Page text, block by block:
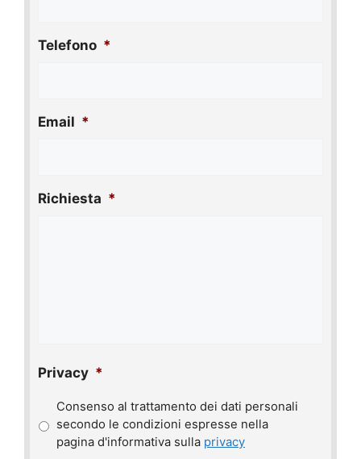
Telefono *
Email *
Richiesta *
Privacy *
Consenso al trattamento dei dati personali
secondo le condizioni espresse nella
pagina d'informativa sulla privacy